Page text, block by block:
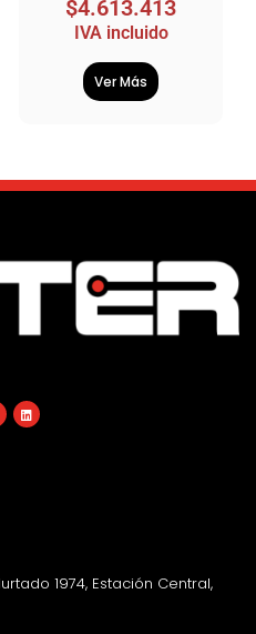
$4.613.413
IVA incluido
Ver Más
Linkedin
1974, Estación Central,